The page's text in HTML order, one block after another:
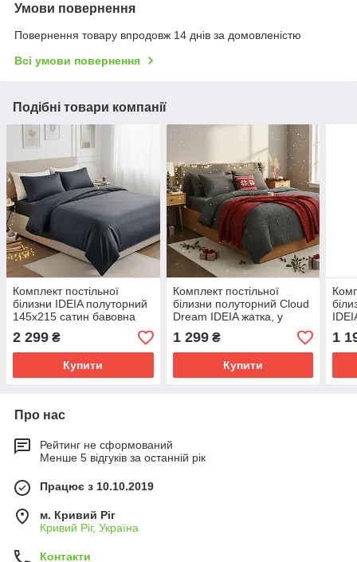
Умови повернення
Повернення товару впродовж 14 днів за домовленістю
Всі умови повернення
Подібні товари компанії
Комплект постільної
білизни IDEIA полуторний
145х215 сатин бавовна
преміум т/сірий
2 299 ₴
Купити
Комплект постільної
білизни полуторний Cloud
Dream IDEIA жатка, у
подарунковому пакованні
т/сірий
1 299₴
Купити
1
Про нас
Рейтинг не сформований
Менше 5 відгуків за останній рік
Працює з 10.10.2019
м. Кривий Ріг
Кривий Ріг, Україна
Контакти